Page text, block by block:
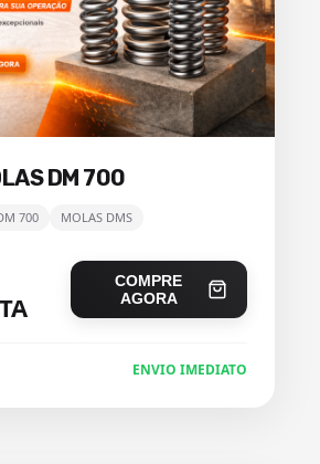
DM 700
700 MOLAS DMS
COMPRE
AGORA
ENVIO IMEDIATO